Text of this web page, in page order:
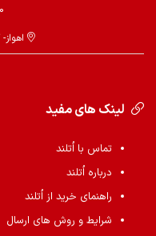
لینک های مفید
تماس با اُتلند
درباره اُتلند
راهنمای خرید از اُتلند
شرایط و روش های ارسال